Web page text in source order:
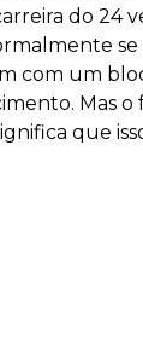
do 24
se
com um
Mas
que